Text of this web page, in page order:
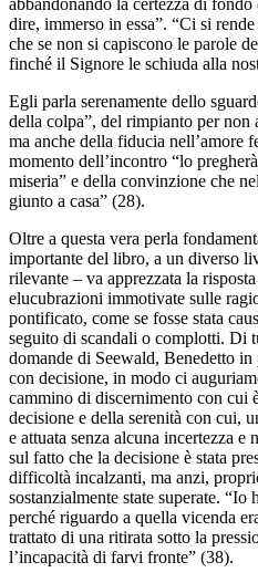
dire, immerso in essa”. “Ci si
che se non si capiscono le parole
finché il Signore le schiuda alla
Egli parla serenamente dello
della colpa”, del rimpianto per non
ma anche della fiducia nell’amore
momento dell’incontro “lo
miseria” e della convinzione che
giunto a casa” (28).
Oltre a questa vera perla
importante del libro, a un diverso
rilevante – va apprezzata la
elucubrazioni immotivate sulle
pontificato, come se fosse stata
seguito di scandali o complotti. Di
domande di Seewald, Benedetto
con decisione, in modo ci
cammino di discernimento con cui
decisione e della serenità con cui,
e attuata senza alcuna incertezza e
sul fatto che la decisione è stata
difficoltà incalzanti, ma anzi,
sostanzialmente state superate.
perché riguardo a quella vicenda
trattato di una ritirata sotto la
l’incapacità di farvi fronte” (38).